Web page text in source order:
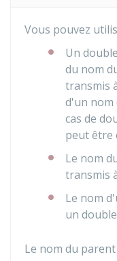
Vous pouvez
Un
du nom
transmis
d'un nom
cas de
peut être
Le nom
transmis
Le nom
un
Le nom du